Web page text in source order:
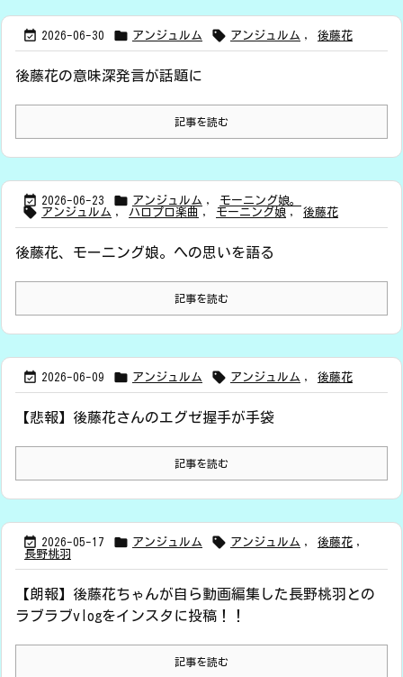
 2026-06-30  アンジュルム  アンジュルム , 後藤花
後藤花の意味深発言が話題に
記事を読む
 2026-06-23  アンジュルム , モーニング娘。
 アンジュルム , ハロプロ楽曲 , モーニング娘 , 後藤花
後藤花、モーニング娘。への思いを語る
記事を読む
 2026-06-09  アンジュルム  アンジュルム , 後藤花
【悲報】後藤花さんのエグゼ握手が手袋
記事を読む
 2026-05-17  アンジュルム  アンジュルム , 後藤花 ,
長野桃羽
【朗報】後藤花ちゃんが自ら動画編集した長野桃羽との
ラブラブvlogをインスタに投稿！！
記事を読む